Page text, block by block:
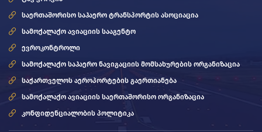
საერთაშორისო საჰაერო ტრანსპორტის ასოციაცია
სამოქალაქო ავიაციის სააგენტო
ევროკონტროლი
სამოქალაქო საჰაერო ნავიგაციის მომსახურების ორგანიზაცია
საქართველოს აეროპორტების გაერთიანება
სამოქალაქო ავიაციის საერთაშორისო ორგანიზაცია
კონფიდენციალობის პოლიტიკა